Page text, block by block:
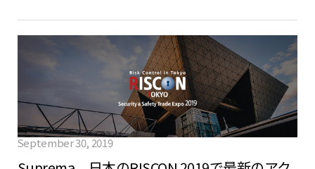
September 30, 2019